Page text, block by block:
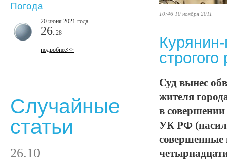
10:46 10 ноября 2011
Суд вынес
жителя
в совершении
УК РФ
совершенные
Погода
20 июня 2021 года
26 ..28
подробнее>>
Случайные
статьи
26.10